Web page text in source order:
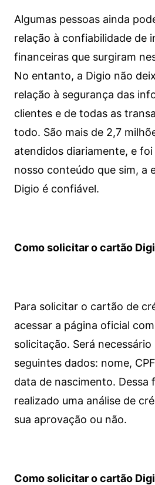
Algumas pessoas ainda
relação à confiabilidade de
financeiras que surgiram
No entanto, a Digio não
relação à segurança das
clientes e de todas as
todo. São mais de 2,7
atendidos diariamente, e
nosso conteúdo que sim, a
Digio é confiável.
Como solicitar o cartão
Para solicitar o cartão de
acessar a página oficial
solicitação. Será
seguintes dados: nome,
data de nascimento. Dessa
realizado uma análise de
sua aprovação ou não.
Como solicitar o cartão